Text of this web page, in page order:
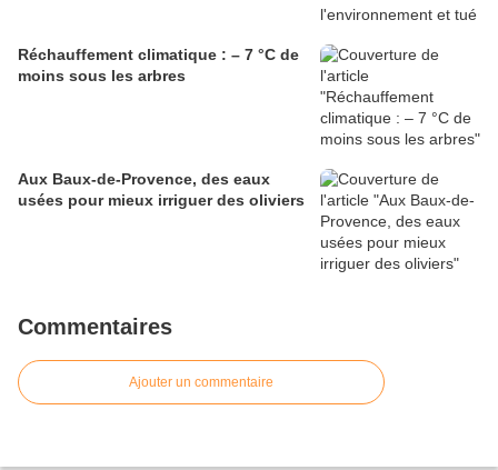
Réchauffement climatique : – 7 °C de
moins sous les arbres
Aux Baux-de-Provence, des eaux
usées pour mieux irriguer des oliviers
Commentaires
Ajouter un commentaire